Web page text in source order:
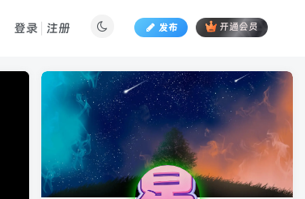
发布 开通会员
登录 注册